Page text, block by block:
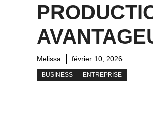
Melissa février 10, 2026
BUSINESS ENTREPRISE